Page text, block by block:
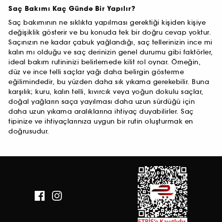
Saç Bakımı Kaç Günde Bir Yapılır?
Saç bakımının ne sıklıkta yapılması gerektiği kişiden kişiye
değişiklik gösterir ve bu konuda tek bir doğru cevap yoktur.
Saçınızın ne kadar çabuk yağlandığı, saç tellerinizin ince mi
kalın mı olduğu ve saç derinizin genel durumu gibi faktörler,
ideal bakım rutininizi belirlemede kilit rol oynar. Örneğin,
düz ve ince telli saçlar yağı daha belirgin gösterme
eğilimindedir, bu yüzden daha sık yıkama gerekebilir. Buna
karşılık; kuru, kalın telli, kıvırcık veya yoğun dokulu saçlar,
doğal yağların saça yayılması daha uzun sürdüğü için
daha uzun yıkama aralıklarına ihtiyaç duyabilirler. Saç
tipinize ve ihtiyaçlarınıza uygun bir rutin oluşturmak en
doğrusudur.